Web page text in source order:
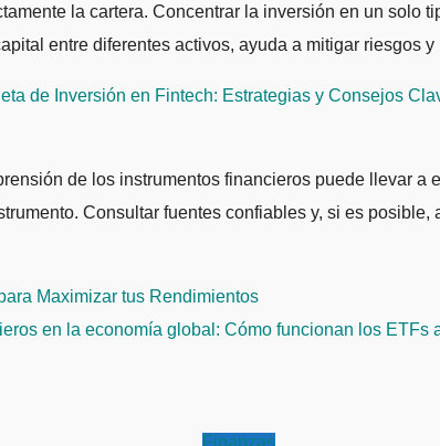
la cartera. Concentrar la inversión en un
entre diferentes activos, ayuda a mitigar riesgos
de Inversión en Fintech: Estrategias y Consejos
de los instrumentos financieros puede llevar
Consultar fuentes confiables y, si es
Maximizar tus Rendimientos
en la economía global: Cómo funcionan los ETFs
Finanzas